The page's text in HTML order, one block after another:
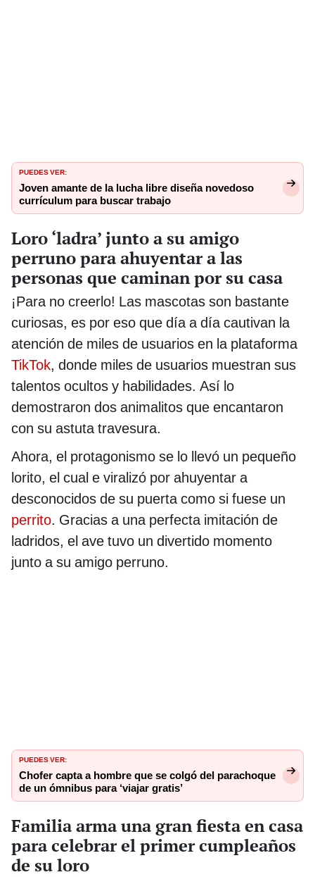
PUEDES VER:
Joven amante de la lucha libre diseña novedoso
currículum para buscar trabajo
Loro ‘ladra’ junto a su amigo
perruno para ahuyentar a las
personas que caminan por su casa
¡Para no creerlo! Las mascotas son bastante
curiosas, es por eso que día a día cautivan la
atención de miles de usuarios en la plataforma
TikTok, donde miles de usuarios muestran sus
talentos ocultos y habilidades. Así lo
demostraron dos animalitos que encantaron
con su astuta travesura.
Ahora, el protagonismo se lo llevó un pequeño
lorito, el cual e viralizó por ahuyentar a
desconocidos de su puerta como si fuese un
perrito. Gracias a una perfecta imitación de
ladridos, el ave tuvo un divertido momento
junto a su amigo perruno.
PUEDES VER:
Chofer capta a hombre que se colgó del parachoque
de un ómnibus para ‘viajar gratis’
Familia arma una gran fiesta en casa
para celebrar el primer cumpleaños
de su loro